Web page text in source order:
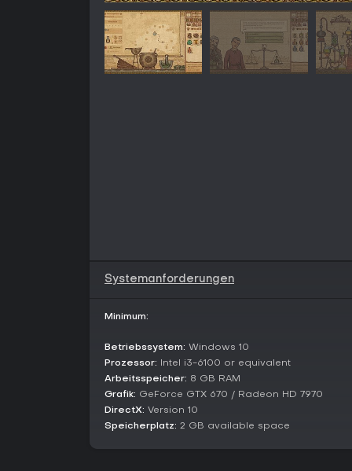
Systemanforderungen
Minimum:
Betriebssystem: Windows 10
Prozessor: Intel i3-6100 or equivalent
Arbeitsspeicher: 8 GB RAM
Grafik: GeForce GTX 670 / Radeon HD 7970
DirectX: Version 10
Speicherplatz: 2 GB available space